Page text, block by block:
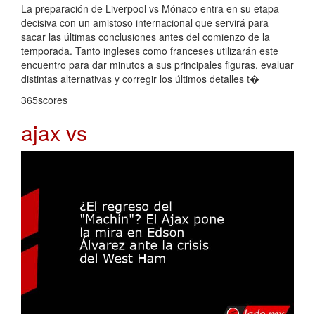
La preparación de Liverpool vs Mónaco entra en su etapa
decisiva con un amistoso internacional que servirá para
sacar las últimas conclusiones antes del comienzo de la
temporada. Tanto ingleses como franceses utilizarán este
encuentro para dar minutos a sus principales figuras, evaluar
distintas alternativas y corregir los últimos detalles t�
365scores
ajax vs